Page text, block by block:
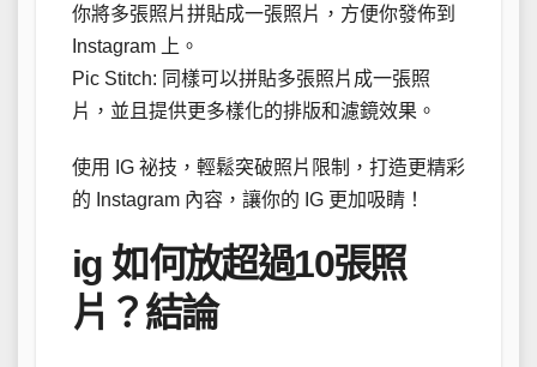
你將多張照片拼貼成一張照片，方便你發佈到
Instagram 上。
Pic Stitch: 同樣可以拼貼多張照片成一張照
片，並且提供更多樣化的排版和濾鏡效果。
使用 IG 祕技，輕鬆突破照片限制，打造更精彩
的 Instagram 內容，讓你的 IG 更加吸睛！
ig 如何放超過10張照
片？結論